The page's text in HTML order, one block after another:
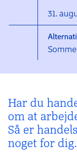
31.
Har du
om at
Så er
noget for dig.